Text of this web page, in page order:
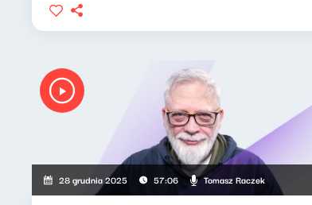
28 grudnia 2025 57:06 Tomasz Raczek